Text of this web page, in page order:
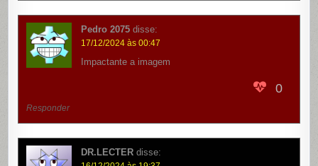
Pedro 2075 disse:
17/12/2024 às 00:47
Impactante a imagem
0
Responder
DR.LECTER disse: